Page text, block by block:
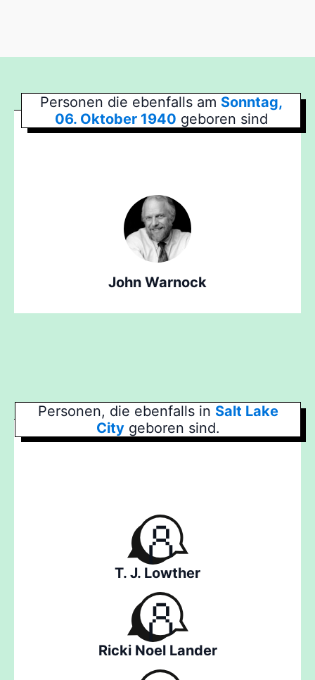
Personen die ebenfalls am Sonntag,
06. Oktober 1940 geboren sind
John Warnock
Personen, die ebenfalls in Salt Lake
City geboren sind.
T. J. Lowther
Ricki Noel Lander